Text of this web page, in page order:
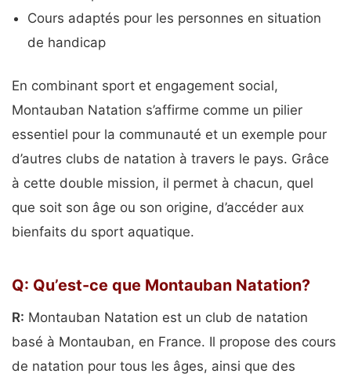
Cours adaptés pour les personnes en situation
de handicap
En combinant sport et engagement social,
Montauban Natation s’affirme comme un pilier
essentiel pour la communauté et un exemple pour
d’autres clubs de natation à travers le pays. Grâce
à cette double mission, il permet à chacun, quel
que soit son âge ou son origine, d’accéder aux
bienfaits du sport aquatique.
Q: Qu’est-ce que Montauban Natation?
R: Montauban Natation est un club de natation
basé à Montauban, en France. Il propose des cours
de natation pour tous les âges, ainsi que des